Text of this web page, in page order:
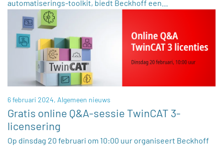
automatiserings-toolkit, biedt Beckhoff een…
6 februari 2024, Algemeen nieuws
Gratis online Q&A-sessie TwinCAT 3-
licensering
Op dinsdag 20 februari om 10:00 uur organiseert Beckhoff